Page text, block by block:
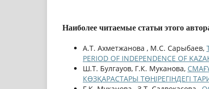
Наиболее читаемые статьи этого
А.Т. Ахметжанова , М.С. Сарыбаев,
PERIOD OF INDEPENDENCE OF
Ш.Т. Булгауов, Г.К. Муканова,
КӨЗҚАРАСТАРЫ ТӨҢIРЕГIНДЕГI